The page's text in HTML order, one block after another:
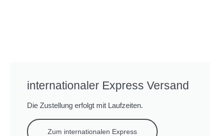
internationaler Express Versand
Die Zustellung erfolgt mit Laufzeiten.
Zum internationalen Express